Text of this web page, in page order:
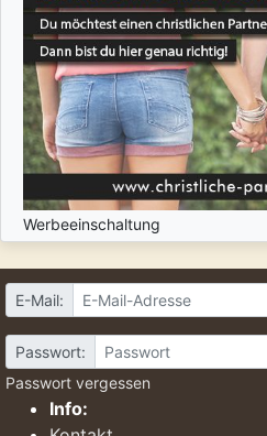
Werbeeinschaltung
E-Mail:
Passwort:
Passwort vergessen
Info: